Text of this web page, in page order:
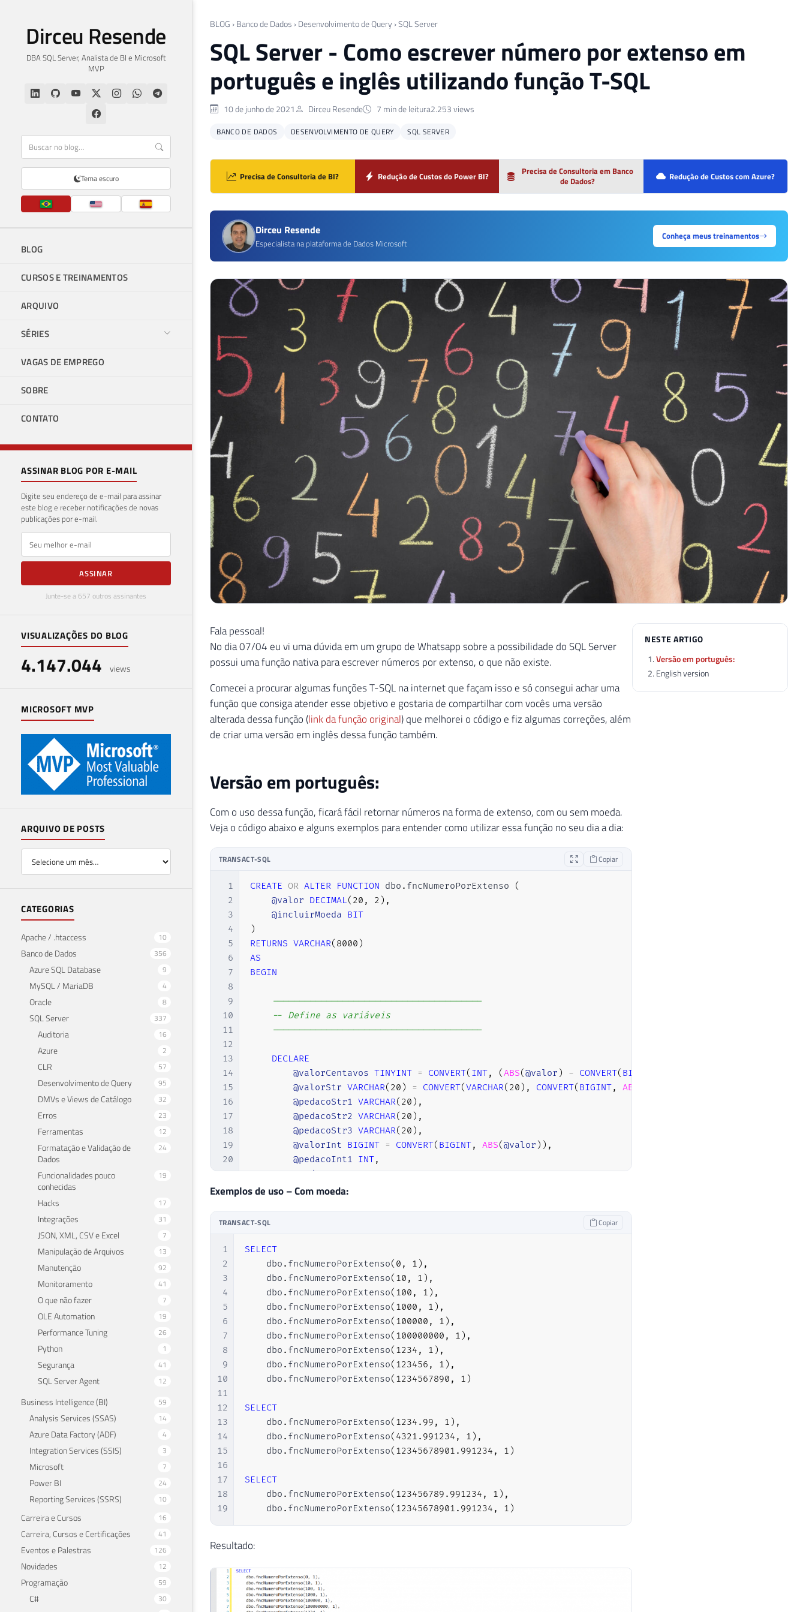
Dirceu Resende
DBA SQL Server, Analista de BI e Microsoft
MVP
Tema escuro
BLOG
CURSOS E TREINAMENTOS
ARQUIVO
SÉRIES
VAGAS DE EMPREGO
SOBRE
CONTATO
ASSINAR BLOG POR E-MAIL
Digite seu endereço de e-mail para assinar
este blog e receber notificações de novas
publicações por e-mail.
E-mail
ASSINAR
Junte-se a 657 outros assinantes
VISUALIZAÇÕES DO BLOG
4.147.044 views
MICROSOFT MVP
ARQUIVO DE POSTS
CATEGORIAS
Apache / .htaccess 10
Banco de Dados 356
Azure SQL Database 9
MySQL / MariaDB 4
Oracle 8
SQL Server 337
Auditoria 16
Azure 2
CLR 57
Desenvolvimento de Query 95
DMVs e Views de Catálogo 32
Erros 23
Ferramentas 12
Formatação e Validação de
Dados
24
Funcionalidades pouco
conhecidas
19
Hacks 17
Integrações 31
JSON, XML, CSV e Excel 7
Manipulação de Arquivos 13
Manutenção 92
Monitoramento 41
O que não fazer 7
OLE Automation 19
Performance Tuning 26
Python 1
Segurança 41
SQL Server Agent 12
Business Intelligence (BI) 59
Analysis Services (SSAS) 14
Azure Data Factory (ADF) 4
Integration Services (SSIS) 3
Microsoft 7
Power BI 24
Reporting Services (SSRS) 10
Carreira e Cursos 16
Carreira, Cursos e Certificações 41
Eventos e Palestras 126
Novidades 12
Programação 59
C# 30
BLOG › Banco de Dados › Desenvolvimento de Query ›SQL Server
SQL Server - Como escrever número por extenso em
português e inglês utilizando função T-SQL
10 de junho de 2021 Dirceu Resende 7 min de leitura2.253 views
BANCO DE DADOS DESENVOLVIMENTO DE QUERY SQL SERVER
Precisa de Consultoria de BI? Redução de Custos do Power BI?
Precisa de Consultoria em Banco
de Dados?
Redução de Custos com Azure?
Dirceu Resende
Especialista na plataforma de Dados Microsoft
Conheça meus treinamentos
Fala pessoal!
No dia 07/04 eu vi uma dúvida em um grupo de Whatsapp sobre a possibilidade do SQL Server
possui uma função nativa para escrever números por extenso, o que não existe.
Comecei a procurar algumas funções T-SQL na internet que façam isso e só consegui achar uma
função que consiga atender esse objetivo e gostaria de compartilhar com vocês uma versão
alterada dessa função (link da função original) que melhorei o código e fiz algumas correções, além
de criar uma versão em inglês dessa função também.
Versão em português:
Com o uso dessa função, ficará fácil retornar números na forma de extenso, com ou sem moeda.
Veja o código abaixo e alguns exemplos para entender como utilizar essa função no seu dia a dia:
TRANSACT-SQL Copiar
1
2
3
4
5
6
7
8
9
10
11
12
13
14
15
16
17
18
19
20
21
22
24
26
27
28
29
30
31
32
33
34
35
36
37
38
39
40
41
42
43
44
47
49
50
51
CREATE OR ALTER FUNCTION dbo . fncNumeroPorExtenso
(
@valor DECIMAL( 20 , 2 ) ,
@incluirMoeda BIT
)
RETURNS VARCHAR( 8000 )
AS
BEGIN
---------------------------------------
-- Define as variáveis
---------------------------------------
DECLARE
@valorCentavos TINYINT = CONVERT( INT, (ABS(@valor ) - CONVERT( BIGINT
@valorStr VARCHAR( 20 ) = CONVERT(VARCHAR( 20 ) , CONVERT( BIGINT, ABS
@pedacoStr1 VARCHAR( 20 ) ,
@pedacoStr2 VARCHAR( 20 ) ,
@pedacoStr3 VARCHAR( 20 ) ,
@valorInt BIGINT = CONVERT( BIGINT, ABS(@valor ) ) ,
@pedacoInt1 INT,
@pedacoInt2 INT,
@pedacoInt3
IF (@valor = 0)
BEGIN
SET @retorno = 'Zero' ( CASE
RETURN @retorno;
END ;
---------------------------------------
-- Cria as tabelas com os intervalos
DECLARE @tabelaNumeros TABLE
(
        descricao
VARCHAR(50 ) NOT NULL
        maior
);
        descricaoUm
        menor
        maior
);
Exemplos de uso – Com moeda:
TRANSACT-SQL Copiar
1
2
3
4
5
6
7
8
9
10
11
12
13
14
15
16
17
18
19
SELECT
    dbo
. fncNumeroPorExtenso( 0 , 1 ) ,
    dbo
. fncNumeroPorExtenso( 10 , 1 ) ,
    dbo
. fncNumeroPorExtenso( 100 , 1 ) ,
    dbo
. fncNumeroPorExtenso( 1000 , 1 ) ,
    dbo
. fncNumeroPorExtenso( 100000 , 1 ) ,
    dbo
. fncNumeroPorExtenso( 100000000 , 1 ) ,
    dbo
. fncNumeroPorExtenso( 1234 , 1 ) ,
    dbo
. fncNumeroPorExtenso( 123456 , 1 ) ,
    dbo
. fncNumeroPorExtenso( 1234567890 , 1 )
SELECT
    dbo
. fncNumeroPorExtenso( 1234.99 , 1 ) ,
    dbo
. fncNumeroPorExtenso( 4321.991234 , 1 ) ,
    dbo
. fncNumeroPorExtenso( 12345678901.991234 , 1 )
SELECT
    dbo
. fncNumeroPorExtenso( 123456789.991234 , 1 ) ,
    dbo
. fncNumeroPorExtenso( 12345678901.991234 , 1 )
Resultado:
NESTE ARTIGO
Versão em português:
English version